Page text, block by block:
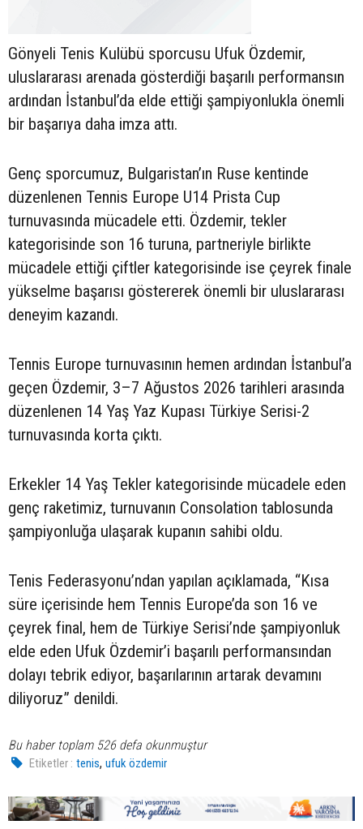
Gönyeli Tenis Kulübü sporcusu Ufuk Özdemir,
uluslararası arenada gösterdiği başarılı performansın
ardından İstanbul’da elde ettiği şampiyonlukla önemli
bir başarıya daha imza attı.
Genç sporcumuz, Bulgaristan’ın Ruse kentinde
düzenlenen Tennis Europe U14 Prista Cup
turnuvasında mücadele etti. Özdemir, tekler
kategorisinde son 16 turuna, partneriyle birlikte
mücadele ettiği çiftler kategorisinde ise çeyrek finale
yükselme başarısı göstererek önemli bir uluslararası
deneyim kazandı.
Tennis Europe turnuvasının hemen ardından İstanbul’a
geçen Özdemir, 3–7 Ağustos 2026 tarihleri arasında
düzenlenen 14 Yaş Yaz Kupası Türkiye Serisi-2
turnuvasında korta çıktı.
Erkekler 14 Yaş Tekler kategorisinde mücadele eden
genç raketimiz, turnuvanın Consolation tablosunda
şampiyonluğa ulaşarak kupanın sahibi oldu.
Tenis Federasyonu’ndan yapılan açıklamada, “Kısa
süre içerisinde hem Tennis Europe’da son 16 ve
çeyrek final, hem de Türkiye Serisi’nde şampiyonluk
elde eden Ufuk Özdemir’i başarılı performansından
dolayı tebrik ediyor, başarılarının artarak devamını
diliyoruz” denildi.
Bu haber toplam 526 defa okunmuştur
Etiketler : tenis,ufuk özdemir